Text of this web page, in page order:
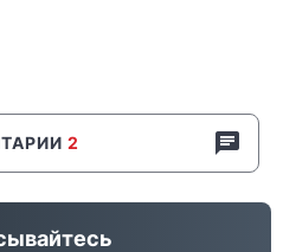
2